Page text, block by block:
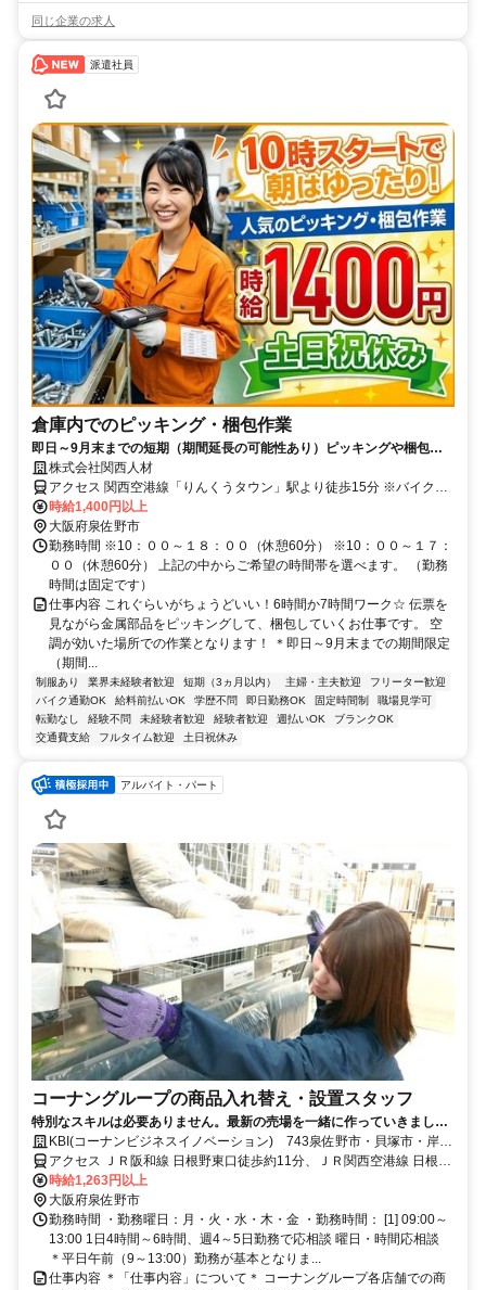
同じ企業の求人
派遣社員
倉庫内でのピッキング・梱包作業
即日～9月末までの短期（期間延長の可能性あり）ピッキングや梱包作
業 株式会社関西人材
アクセス 関西空港線「りんくうタウン」駅より徒歩15分 ※バイク・
自転車通勤可能
時給1,400円以上
大阪府泉佐野市
勤務時間 ※10：００～１８：００（休憩60分） ※10：００～１７：
００（休憩60分） 上記の中からご希望の時間帯を選べます。 （勤務
時間は固定です）
仕事内容 これぐらいがちょうどいい！6時間か7時間ワーク☆ 伝票を
見ながら金属部品をピッキングして、梱包していくお仕事です。 空
調が効いた場所での作業となります！ ＊即日～9月末までの期間限定
（期間...
制服あり 業界未経験者歓迎 短期（3ヵ月以内） 主婦・主夫歓迎
フリーター歓迎
バイク通勤OK
給料前払いOK 学歴不問 即日勤務OK 固定時間制
職場見学可
転勤なし
経験不問 未経験者歓迎 経験者歓迎 週払いOK
ブランクOK
交通費支給
フルタイム歓迎 土日祝休み
アルバイト・パート
コーナングループの商品入れ替え・設置スタッフ
特別なスキルは必要ありません。最新の売場を一緒に作っていきましょ
う KBI(コーナンビジネスイノベーション) 743泉佐野市・貝塚市・岸和
田市エリア
アクセス ＪＲ阪和線 日根野東口徒歩約11分、ＪＲ関西空港線 日根野
東口徒歩約11分、ＪＲ阪和線/ＪＲ関西空港線 熊取東口徒歩約19分
時給1,263円以上
大阪府泉佐野市
勤務時間 ・勤務曜日：月・火・水・木・金 ・勤務時間： [1] 09:00～
13:00 1日4時間～6時間、週4～5日勤務で応相談 曜日・時間応相談
＊平日午前（9～13:00）勤務が基本となりま...
仕事内容 ＊「仕事内容」について＊ コーナングループ各店舗での商